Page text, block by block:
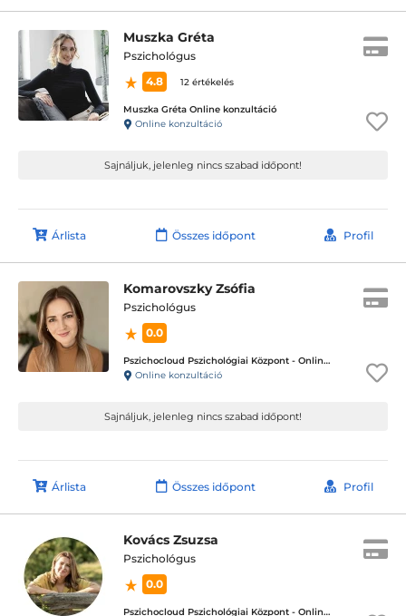
Muszka Gréta
Pszichológus
4.8
12 értékelés
Muszka Gréta Online konzultáció
Online konzultáció
Sajnáljuk, jelenleg nincs szabad időpont!
Árlista Összes időpont Profil
Komarovszky Zsófia
Pszichológus
0.0
Pszichocloud Pszichológiai Központ - Online ügyfélfogadás
Online konzultáció
Sajnáljuk, jelenleg nincs szabad időpont!
Árlista Összes időpont Profil
Kovács Zsuzsa
Pszichológus
0.0
Pszichocloud Pszichológiai Központ - Online ügyfélfogadás